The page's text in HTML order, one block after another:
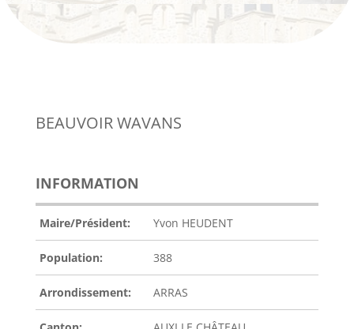
BEAUVOIR WAVANS
INFORMATION
Maire/Président: Yvon HEUDENT
Population: 388
Arrondissement: ARRAS